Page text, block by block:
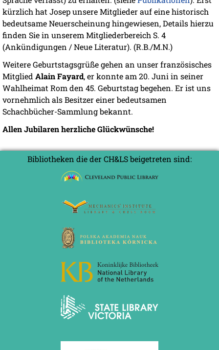
kürzlich hat Josep unsere Mitglieder auf eine historisch
bedeutsame Neuerscheinung hingewiesen, Details hierzu
finden Sie in unserem Mitgliederbereich S. 4
(Ankündigungen / Neue Literatur). (R.B./M.N.)
Weitere Geburtstagsgrüße gehen an unser französisches
Mitglied Alain Fayard, er konnte am 20. Juni in seiner
Wahlheimat Rom den 45. Geburtstag begehen. Er ist uns
vornehmlich als Besitzer einer bedeutsamen
Schachbücher-Sammlung bekannt.
Allen Jubilaren herzliche Glückwünsche!
Bibliotheken die der CH&LS beigetreten sind: